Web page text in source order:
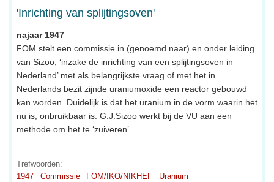
'Inrichting van splijtingsoven'
najaar 1947
FOM stelt een commissie in (genoemd naar) en onder leiding
van Sizoo, ‘inzake de inrichting van een splijtingsoven in
Nederland’ met als belangrijkste vraag of met het in
Nederlands bezit zijnde uraniumoxide een reactor gebouwd
kan worden. Duidelijk is dat het uranium in de vorm waarin het
nu is, onbruikbaar is. G.J.Sizoo werkt bij de VU aan een
methode om het te ‘zuiveren’
Trefwoorden:
1947
Commissie FOM/IKO/NIKHEF Uranium